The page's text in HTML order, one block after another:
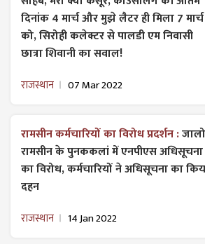
दिनांक 4 मार्च और मुझे लैटर ही मिला 7 मार्च
को, सिरोही कलेक्टर से पालडी एम निवासी
छात्रा शिवानी का सवाल!
राजस्थान 07 Mar 2022
रामसीन कर्मचारियों का विरोध प्रदर्शन :
रामसीन के पुनककलां में एनपीएस अधिसूचना
का विरोध, कर्मचारियों ने अधिसूचना का
दहन
राजस्थान 14 Jan 2022